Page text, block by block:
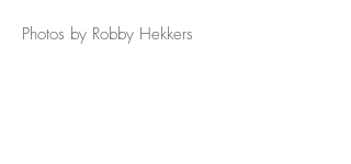
Photos by Robby Hekkers